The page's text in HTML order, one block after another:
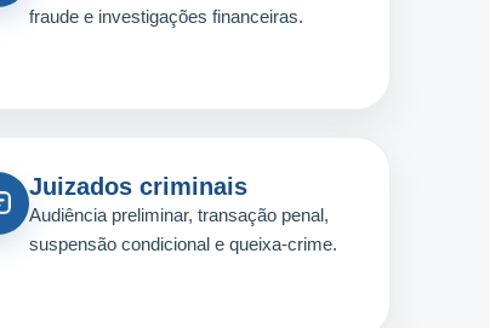
fraude e investigações financeiras.
Juizados criminais
Audiência preliminar, transação penal,
suspensão condicional e queixa-crime.